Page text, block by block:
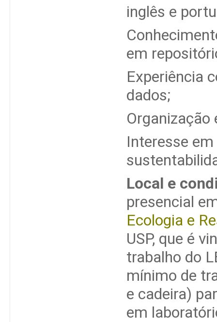
inglês e
em
Experiência
dados;
Organização
Interesse
Local e
presencial
Ecologia e
USP, que é
trabalho do
mínimo de
e cadeira)
em